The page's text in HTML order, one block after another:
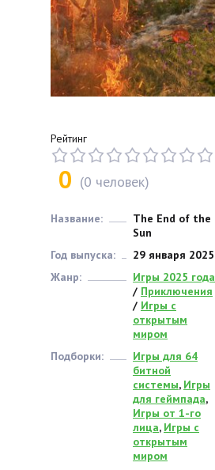
Рейтинг
0 (0 человек)
Название:
The End of the
Sun
Год выпуска:
29 января 2025
Жанр:
Игры 2025 года
/ Приключения
/ Игры с
открытым
миром
Подборки:
Игры для 64
битной
системы, Игры
для геймпада,
Игры от 1-го
лица, Игры с
открытым
миром